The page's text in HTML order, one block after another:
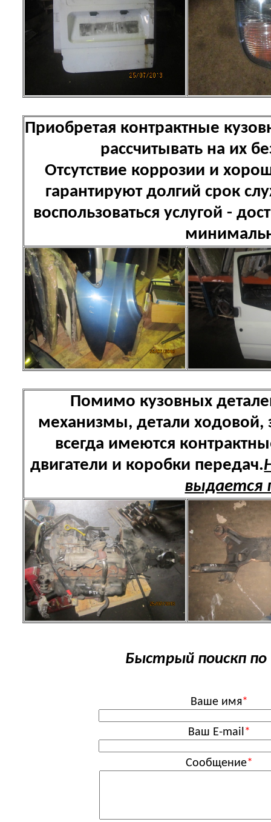
Приобретая контрактные
рассчитывать на их
Отсутствие коррозии и
гарантируют долгий срок
воспользоваться услугой -
Помимо кузовных
механизмы, детали ходовой,
всегда имеются
двигатели и коробки передач.
выдается
Быстрый поискп по
Ваше имя*
Ваш E-mail*
Сообщение*